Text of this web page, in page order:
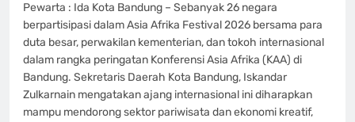
Pewarta : Ida Kota Bandung – Sebanyak 26 negara
berpartisipasi dalam Asia Afrika Festival 2026 bersama para
duta besar, perwakilan kementerian, dan tokoh internasional
dalam rangka peringatan Konferensi Asia Afrika (KAA) di
Bandung. Sekretaris Daerah Kota Bandung, Iskandar
Zulkarnain mengatakan ajang internasional ini diharapkan
mampu mendorong sektor pariwisata dan ekonomi kreatif,